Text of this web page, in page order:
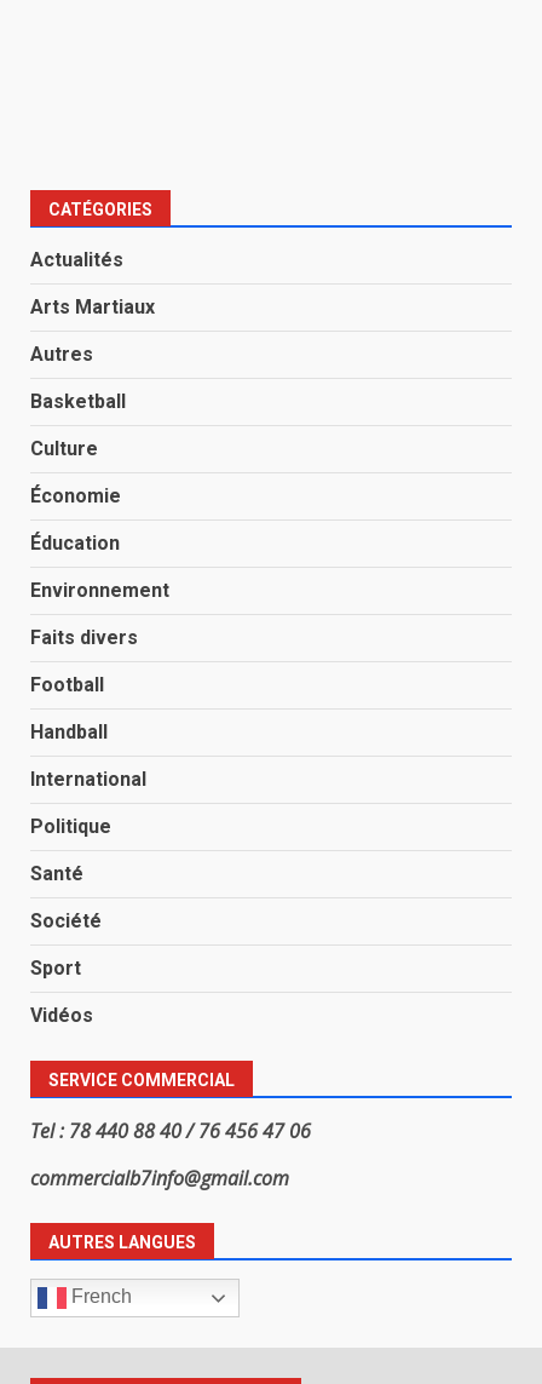
CATÉGORIES
Actualités
Arts Martiaux
Autres
Basketball
Culture
Économie
Éducation
Environnement
Faits divers
Football
Handball
International
Politique
Santé
Société
Sport
Vidéos
SERVICE COMMERCIAL
Tel : 78 440 88 40 / 76 456 47 06
commercialb7info@gmail.com
AUTRES LANGUES
French